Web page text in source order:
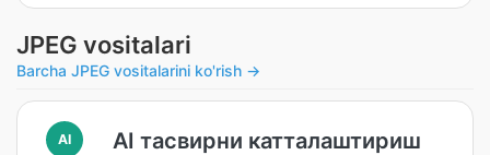
JPEG vositalari
Barcha JPEG vositalarini ko'rish →
AI AI тасвирни катталаштириш